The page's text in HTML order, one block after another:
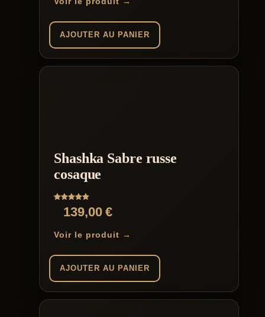
AJOUTER AU PANIER
Shashka Sabre russe
cosaque
Note139,00€
Voir le produit →
AJOUTER AU PANIER